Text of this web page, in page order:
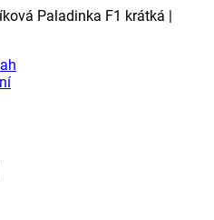
Paladinka F1 krátká |